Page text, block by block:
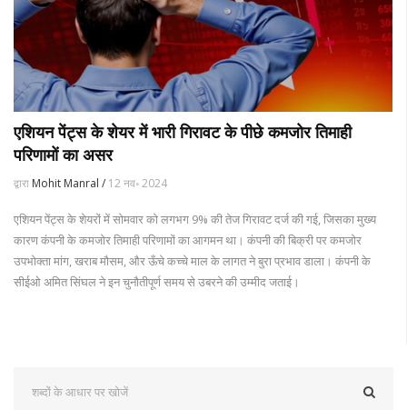
एशियन पेंट्स के शेयर में भारी गिरावट के पीछे कमजोर तिमाही
परिणामों का असर
द्वारा Mohit Manral / 12 नव॰ 2024
एशियन पेंट्स के शेयरों में सोमवार को लगभग 9% की तेज गिरावट दर्ज की गई, जिसका मुख्य
कारण कंपनी के कमजोर तिमाही परिणामों का आगमन था। कंपनी की बिक्री पर कमजोर
उपभोक्ता मांग, खराब मौसम, और ऊँचे कच्चे माल के लागत ने बुरा प्रभाव डाला। कंपनी के
सीईओ अमित सिंघल ने इन चुनौतीपूर्ण समय से उबरने की उम्मीद जताई।